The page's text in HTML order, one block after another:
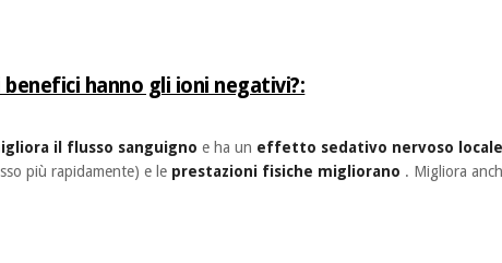
hanno gli ioni negativi?:
il flusso sanguigno e ha un effetto sedativo nervoso locale
più rapidamente) e le prestazioni fisiche migliorano . Migliora